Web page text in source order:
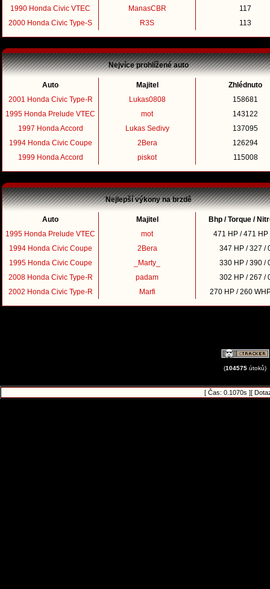
1990 Honda Civic VTEC
ManasCBR
117
2000 Honda Civic Type-S
R3S 113
Nejvíce prohlížené auto
Auto Majitel
Zhlédnuto
2001 Honda Civic Type-R
Lukas0808
158681
1995 Honda Prelude VTEC
mot
143122
1997 Honda Accord
Lukas Sedivy
137095
1994 Honda Civic Coupe
2Bera
126294
1999 Honda Accord
piskot 115008
Nejlepší výkony na brzdě
Auto Majitel
Bhp / Torque /
1995 Honda Prelude VTEC
mot
471 HP / 471 HP
1994 Honda Civic Coupe
2Bera
347 HP / 327 /
1995 Honda Civic Coupe
_Marty_
330 HP / 390 /
2008 Honda Civic Type-R
padam
302 HP / 267 /
2002 Honda Civic Type-R
Marfi 270 HP / 260
(104575 útoků)
[ Čas: 0.1070s ][